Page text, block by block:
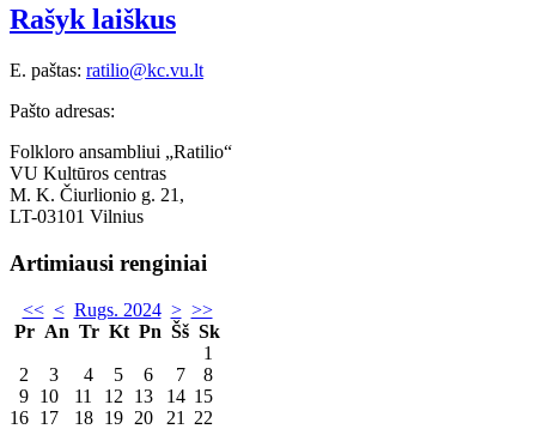
Rašyk laiškus
E. paštas: ratilio@kc.vu.lt
Pašto adresas:
Folkloro ansambliui „Ratilio“
VU Kultūros centras
M. K. Čiurlionio g. 21,
LT-03101 Vilnius
Artimiausi renginiai
<< < Rugs. 2024 > >>
Pr An Tr Kt Pn Šš Sk
1
2
3 4 5 6 7
8
9 10 11 12 13 14 15
16 17 18 19 20 21
22